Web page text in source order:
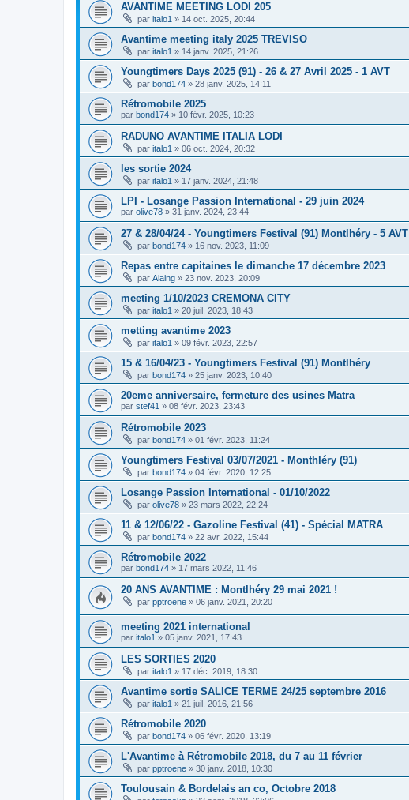
AVANTIME MEETING LODI 205
par italo1 » 14 oct. 2025, 20:44
Avantime meeting italy 2025 TREVISO
par italo1 » 14 janv. 2025, 21:26
Youngtimers Days 2025 (91) - 26 & 27 Avril 2025 - 1 AVT
par bond174 » 28 janv. 2025, 14:11
Rétromobile 2025
par bond174 » 10 févr. 2025, 10:23
RADUNO AVANTIME ITALIA LODI
par italo1 » 06 oct. 2024, 20:32
les sortie 2024
par italo1 » 17 janv. 2024, 21:48
LPI - Losange Passion International - 29 juin 2024
par olive78 » 31 janv. 2024, 23:44
27 & 28/04/24 - Youngtimers Festival (91) Montlhéry - 5 AVT
par bond174 » 16 nov. 2023, 11:09
Repas entre capitaines le dimanche 17 décembre 2023
par Alaing » 23 nov. 2023, 20:09
meeting 1/10/2023 CREMONA CITY
par italo1 » 20 juil. 2023, 18:43
metting avantime 2023
par italo1 » 09 févr. 2023, 22:57
15 & 16/04/23 - Youngtimers Festival (91) Montlhéry
par bond174 » 25 janv. 2023, 10:40
20eme anniversaire, fermeture des usines Matra
par stef41 » 08 févr. 2023, 23:43
Rétromobile 2023
par bond174 » 01 févr. 2023, 11:24
Youngtimers Festival 03/07/2021 - Monthléry (91)
par bond174 » 04 févr. 2020, 12:25
Losange Passion International - 01/10/2022
par olive78 » 23 mars 2022, 22:24
11 & 12/06/22 - Gazoline Festival (41) - Spécial MATRA
par bond174 » 22 avr. 2022, 15:44
Rétromobile 2022
par bond174 » 17 mars 2022, 11:46
20 ANS AVANTIME : Montlhéry 29 mai 2021 !
par pptroene » 06 janv. 2021, 20:20
meeting 2021 international
par italo1 » 05 janv. 2021, 17:43
LES SORTIES 2020
par italo1 » 17 déc. 2019, 18:30
Avantime sortie SALICE TERME 24/25 septembre 2016
par italo1 » 21 juil. 2016, 21:56
Rétromobile 2020
par bond174 » 06 févr. 2020, 13:19
L'Avantime à Rétromobile 2018, du 7 au 11 février
par pptroene » 30 janv. 2018, 10:30
Toulousain & Bordelais an co, Octobre 2018